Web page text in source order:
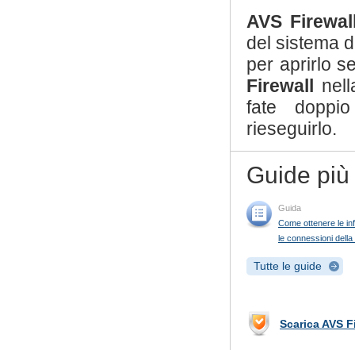
AVS
del sistema
per aprirlo
Firewall
fate
rieseguirlo.
Guide
Guida
Come ottenere le
le connessioni della
Tutte le guide
Scarica AVS